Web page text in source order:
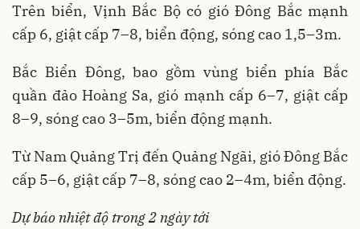
Trên biển, Vịnh Bắc Bộ có gió Đông Bắc mạnh
cấp 6, giật cấp 7–8, biển động, sóng cao 1,5–3m.
Bắc Biển Đông, bao gồm vùng biển phía Bắc
quần đảo Hoàng Sa, gió mạnh cấp 6–7, giật cấp
8–9, sóng cao 3–5m, biển động mạnh.
Từ Nam Quảng Trị đến Quảng Ngãi, gió Đông Bắc
cấp 5–6, giật cấp 7–8, sóng cao 2–4m, biển động.
Dự báo nhiệt độ trong 2 ngày tới